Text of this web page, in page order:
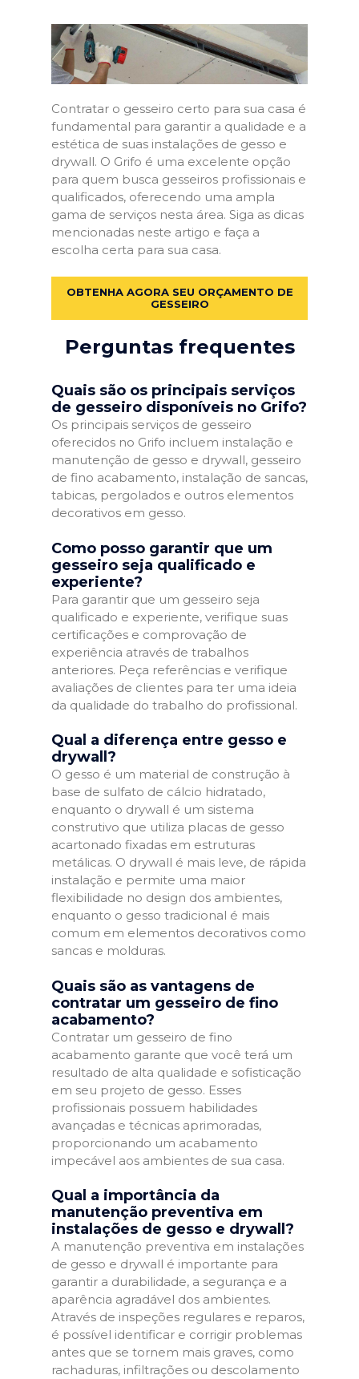
Contratar o gesseiro certo para sua casa é
fundamental para garantir a qualidade e a
estética de suas instalações de gesso e
drywall. O Grifo é uma excelente opção
para quem busca gesseiros profissionais e
qualificados, oferecendo uma ampla
gama de serviços nesta área. Siga as dicas
mencionadas neste artigo e faça a
escolha certa para sua casa.
OBTENHA AGORA SEU ORÇAMENTO DE
GESSEIRO
Perguntas frequentes
Quais são os principais serviços
de gesseiro disponíveis no Grifo?
Os principais serviços de gesseiro
oferecidos no Grifo incluem instalação e
manutenção de gesso e drywall, gesseiro
de fino acabamento, instalação de sancas,
tabicas, pergolados e outros elementos
decorativos em gesso.
Como posso garantir que um
gesseiro seja qualificado e
experiente?
Para garantir que um gesseiro seja
qualificado e experiente, verifique suas
certificações e comprovação de
experiência através de trabalhos
anteriores. Peça referências e verifique
avaliações de clientes para ter uma ideia
da qualidade do trabalho do profissional.
Qual a diferença entre gesso e
drywall?
O gesso é um material de construção à
base de sulfato de cálcio hidratado,
enquanto o drywall é um sistema
construtivo que utiliza placas de gesso
acartonado fixadas em estruturas
metálicas. O drywall é mais leve, de rápida
instalação e permite uma maior
flexibilidade no design dos ambientes,
enquanto o gesso tradicional é mais
comum em elementos decorativos como
sancas e molduras.
Quais são as vantagens de
contratar um gesseiro de fino
acabamento?
Contratar um gesseiro de fino
acabamento garante que você terá um
resultado de alta qualidade e sofisticação
em seu projeto de gesso. Esses
profissionais possuem habilidades
avançadas e técnicas aprimoradas,
proporcionando um acabamento
impecável aos ambientes de sua casa.
Qual a importância da
manutenção preventiva em
instalações de gesso e drywall?
A manutenção preventiva em instalações
de gesso e drywall é importante para
garantir a durabilidade, a segurança e a
aparência agradável dos ambientes.
Através de inspeções regulares e reparos,
é possível identificar e corrigir problemas
antes que se tornem mais graves, como
rachaduras, infiltrações ou descolamento